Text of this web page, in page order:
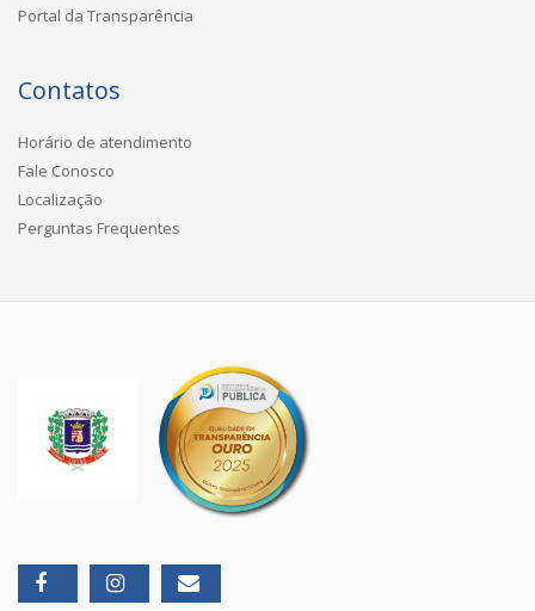
Portal da Transparência
Contatos
Horário de atendimento
Fale Conosco
Localização
Perguntas Frequentes